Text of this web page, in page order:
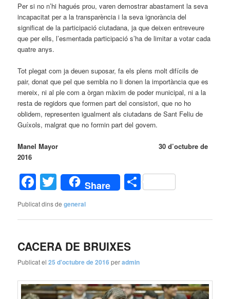
Per si no n’hi hagués prou, varen demostrar abastament la seva
incapacitat per a la transparència i la seva ignorància del
significat de la participació ciutadana, ja que deixen entreveure
que per ells, l’esmentada participació s’ha de limitar a votar cada
quatre anys.
Tot plegat com ja deuen suposar, fa els plens molt difícils de
pair, donat que pel que sembla no li donen la importància que es
mereix, ni al ple com a òrgan màxim de poder municipal, ni a la
resta de regidors que formen part del consistori, que no ho
oblidem, representen igualment als ciutadans de Sant Feliu de
Guíxols, malgrat que no formin part del govern.
Manel Mayor 30 d’octubre de
2016
Facebook
Twitter
Share Comparteix
Publicat dins de general
CACERA DE BRUIXES
Publicat el25 d'octubre de 2016 peradmin